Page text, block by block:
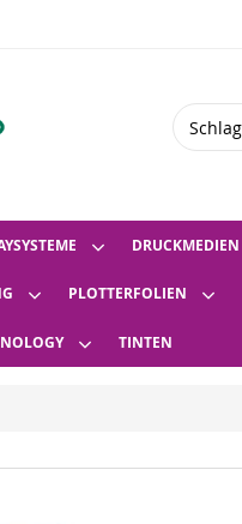
DRUCKMEDIEN
PLOTTERFOLIEN
TINTEN